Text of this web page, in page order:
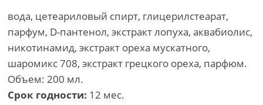
вода, цетеариловый спирт, глицерилстеарат,
парфум, D-пантенол, экстракт лопуха, аквабиолис,
никотинамид, экстракт ореха мускатного,
шаромикс 708, экстракт грецкого ореха, парфюм.
Объем: 200 мл.
Срок годности: 12 мес.